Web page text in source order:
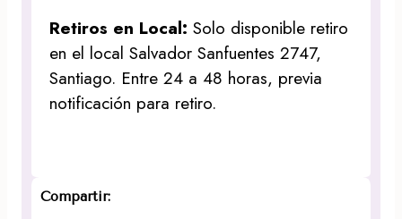
Retiros en Local:Solo disponible retiro
en el local Salvador Sanfuentes 2747,
Santiago. Entre 24 a 48 horas, previa
notificación para retiro.
Compartir: